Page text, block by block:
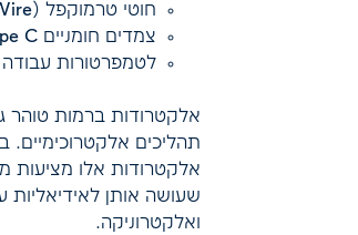
חוטי טרמוקפל (Thermocouple Wire) על בסיס Pt-Rh-Re
צמדים חומניים Type R, Type S, Type B, Type C
לטמפרטורות עבודה 2800 800 -°C
אלקטרודות ברמות טוהר
תהליכים אלקטרוכימיים.
אלקטרודות אלו מציעות
שעושה אותן לאידיאליות
ואלקטרוניקה.